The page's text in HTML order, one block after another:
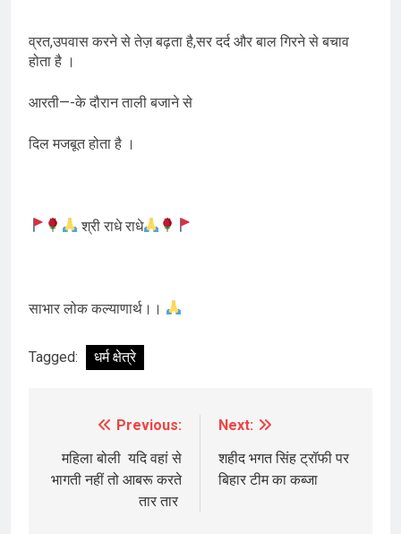
व्रत,उपवास करने से तेज़ बढ़ता है,सर दर्द और बाल गिरने से बचाव
होता है ।
आरती—-के दौरान ताली बजाने से
दिल मजबूत होता है ।
श्री राधे राधे
साभार लोक कल्याणार्थ।।
Tagged: धर्म क्षेत्रे
navigation
Previous:
महिला बोली यदि वहां से
भागती नहीं तो आबरू करते
तार तार
Next:
शहीद भगत सिंह ट्रॉफी पर
बिहार टीम का कब्जा